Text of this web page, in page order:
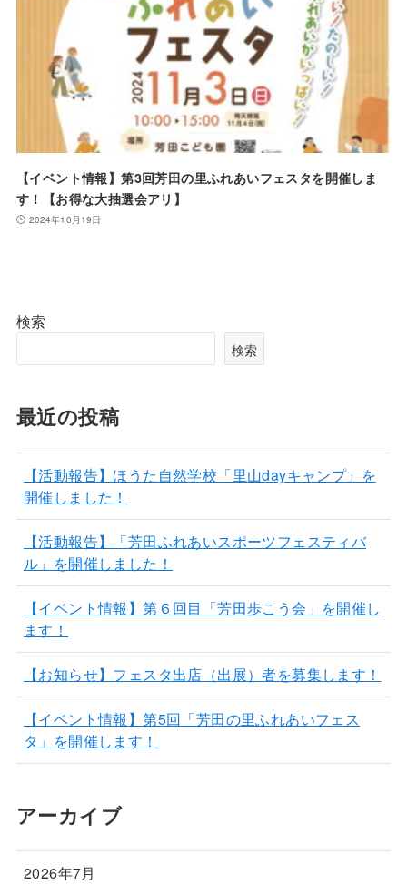
【イベント情報】第3回芳田の里ふれあいフェスタを開催しま
す！【お得な大抽選会アリ】
2024年10月19日
検索
検索
最近の投稿
【活動報告】ほうた自然学校「里山dayキャンプ」を
開催しました！
【活動報告】「芳田ふれあいスポーツフェスティバ
ル」を開催しました！
【イベント情報】第６回目「芳田歩こう会」を開催し
ます！
【お知らせ】フェスタ出店（出展）者を募集します！
【イベント情報】第5回「芳田の里ふれあいフェス
タ」を開催します！
アーカイブ
2026年7月